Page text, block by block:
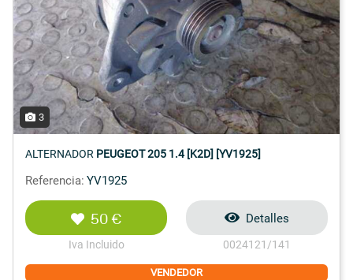
3
ALTERNADOR PEUGEOT 205 1.4 [K2D] [YV1925]
Referencia: YV1925
50 €
Iva Incluido
Detalles
0024121/141
VENDEDOR